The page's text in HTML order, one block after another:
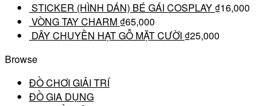
STICKER (HÌNH DÁN) BÉ GÁI COSPLAY ₫16,000
VÒNG TAY CHARM ₫65,000
DÂY CHUYỀN HẠT GỖ MẶT CƯỜI ₫25,000
Browse
ĐỒ CHƠI GIẢI TRÍ
ĐỒ GIA DỤNG